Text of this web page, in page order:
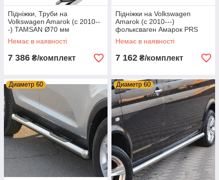
Підніжки, Труби на
Volkswagen Amarok (c 2010--
-) TAMSAN Ø70 мм
Немає в наявності
7 386 ₴/комплект
Підніжки на Volkswagen
Amarok (c 2010---)
фольксваген Амарок PRS
Немає в наявності
7 162 ₴/комплект
Диаметр 60 Диаметр 60